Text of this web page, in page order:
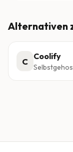
Alternativen
C Coolify